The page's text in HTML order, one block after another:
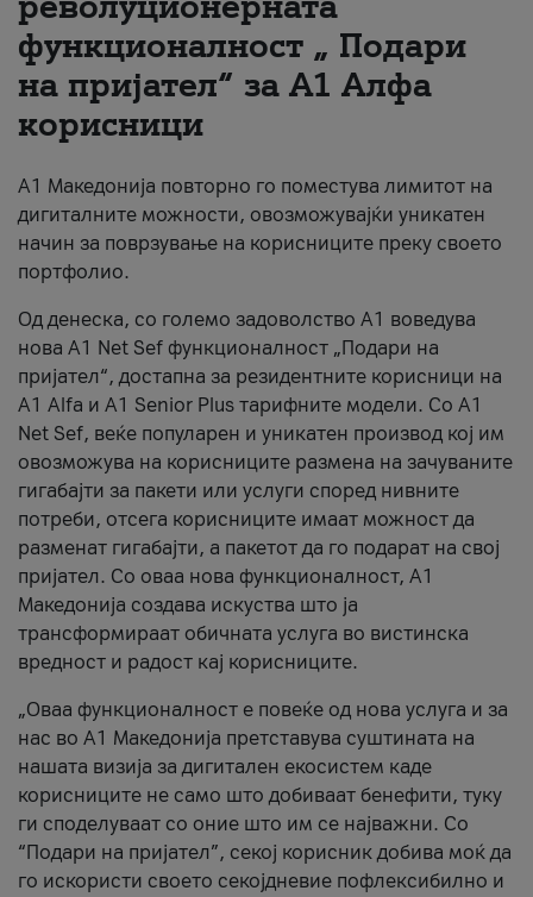
За нас
#ПодобарОнлајн
функционалност „ Подари
на пријател“ за А1 Алфа
корисници
А1 Македонија повторно го поместува лимитот на
дигиталните можности, овозможувајќи уникатен
начин за поврзување на корисниците преку своето
портфолио.
Од денеска, со големо задоволство А1 воведува
нова A1 Net Sef функционалност „Подари на
пријател“, достапна за резидентните корисници на
А1 Alfa и A1 Senior Plus тарифните модели. Со A1
Net Sef, веќе популарен и уникатен производ кој им
овозможува на корисниците размена на зачуваните
гигабајти за пакети или услуги според нивните
потреби, отсега корисниците имаат можност да
разменат гигабајти, а пакетот да го подарат на свој
пријател. Со оваа нова функционалност, А1
Македонија создава искуства што ја
трансформираат обичната услуга во вистинска
вредност и радост кај корисниците.
„Оваа функционалност е повеќе од нова услуга и за
нас во А1 Македонија претставува суштината на
нашата визија за дигитален екосистем каде
корисниците не само што добиваат бенефити, туку
ги споделуваат со оние што им се најважни. Со
“Подари на пријател”, секој корисник добива моќ да
го искористи своето секојдневие пофлексибилно и